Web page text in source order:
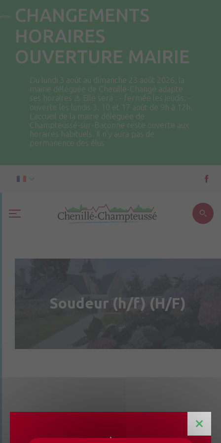
CHANGEMENTS
HORAIRES
OUVERTURE MAIRIE
Du lundi 3 août au dimanche 23 août 2026, la
mairie déléguée de Chenillé-Changé adapte
ses horaires ⚠ Elle sera : - fermée les jeudis. -
ouverte les lundis 3, 10 et 17 août de 9h à 12h.
L'accueil de la mairie déléguée de
Champteussé-sur-Baconne reste ouverte aux
horaires habituels. Il n'y aura pas de
permanence des élus
Soudeur (h/f) (H/F)